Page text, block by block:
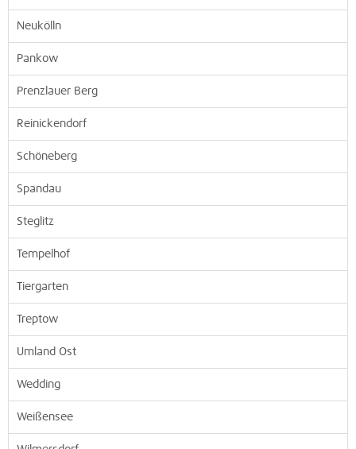
Neukölln
Pankow
Prenzlauer Berg
Reinickendorf
Schöneberg
Spandau
Steglitz
Tempelhof
Tiergarten
Treptow
Umland Ost
Wedding
Weißensee